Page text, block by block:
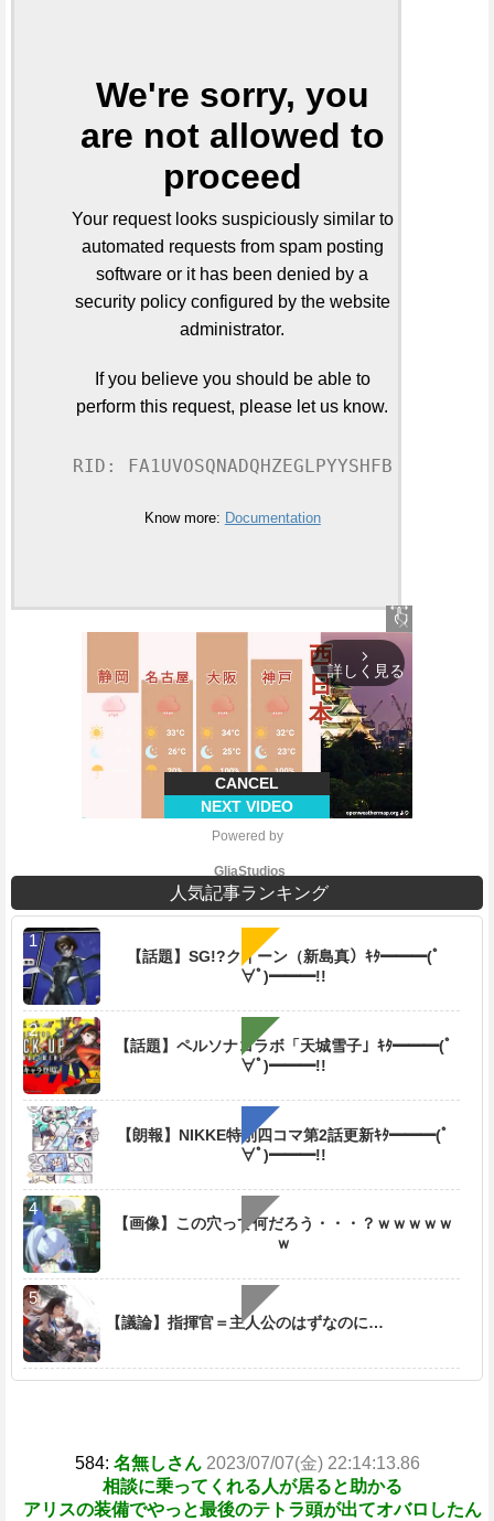
We're sorry, you
are not allowed to
proceed
Your request looks suspiciously similar to
automated requests from spam posting
software or it has been denied by a
security policy configured by the website
administrator.
If you believe you should be able to
perform this request, please let us know.
RID: FA1UVOSQNADQHZEGLPYYSHFB
Know more: Documentation
close
arrow_forward_ios
詳しく見る
CANCEL
NEXT VIDEO
e
Powered by
GliaStudios
人気記事ランキング
【話題】SG!?クイーン（新島真）ｷﾀ━━━(ﾟ
∀ﾟ)━━━!!
【話題】ペルソナコラボ「天城雪子」ｷﾀ━━━(ﾟ
∀ﾟ)━━━!!
【朗報】NIKKE特別四コマ第2話更新ｷﾀ━━━(ﾟ
∀ﾟ)━━━!!
【画像】この穴って何だろう・・・？ｗｗｗｗｗ
ｗ
【議論】指揮官＝主人公のはずなのに…
584: 名無しさん 2023/07/07(金) 22:14:13.86
相談に乗ってくれる人が居ると助かる
アリスの装備でやっと最後のテトラ頭が出てオバロしたん